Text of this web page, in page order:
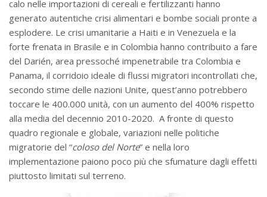
calo nelle importazioni di cereali e fertilizzanti hanno
generato autentiche crisi alimentari e bombe sociali pronte a
esplodere. Le crisi umanitarie a Haiti e in Venezuela e la
forte frenata in Brasile e in Colombia hanno contribuito a fare
del Darién, area pressoché impenetrabile tra Colombia e
Panama, il corridoio ideale di flussi migratori incontrollati che,
secondo stime delle nazioni Unite, quest’anno potrebbero
toccare le 400.000 unità, con un aumento del 400% rispetto
alla media del decennio 2010-2020. A fronte di questo
quadro regionale e globale, variazioni nelle politiche
migratorie del “coloso del Norte” e nella loro
implementazione paiono poco più che sfumature dagli effetti
piuttosto limitati sul terreno.